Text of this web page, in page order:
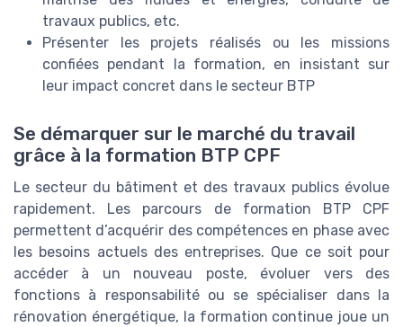
travaux publics, etc.
Présenter les projets réalisés ou les missions
confiées pendant la formation, en insistant sur
leur impact concret dans le secteur BTP
Se démarquer sur le marché du travail
grâce à la formation BTP CPF
Le secteur du bâtiment et des travaux publics évolue
rapidement. Les parcours de formation BTP CPF
permettent d’acquérir des compétences en phase avec
les besoins actuels des entreprises. Que ce soit pour
accéder à un nouveau poste, évoluer vers des
fonctions à responsabilité ou se spécialiser dans la
rénovation énergétique, la formation continue joue un